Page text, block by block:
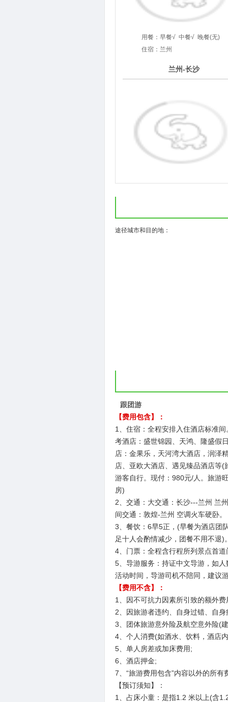
用餐： 早餐√ 中餐√ 晚餐(无)
住宿：兰州
兰州-长沙
途径城市和目的地：
跟团游
【费用包含】：
1、住宿：全程安排入住酒店标准
考酒店：盛世锦园、天鸿、隆盛假
店：金果乐，天河湾大酒店，润泽
店、亚欧大酒店、遇见臻品酒店等
游客自行。现付：980元/人。旅游
房)
2、交通：大交通：长沙---兰州 兰
间交通：敦煌-兰州 空调火车硬卧。
3、餐饮：6早5正，(早餐为酒店团
足十人会酌情减少，团餐不用不退)
4、门票：全程含行程所列景点首
5、导游服务：持证中文导游，如
活动时间，导游司机不陪同，建议
【费用不含】：
1、因不可抗力因素所引致的额外费
2、因旅游者违约、自身过错、自
3、团体旅游意外险及航空意外险(
4、个人消费(如酒水、饮料，酒店
5、单人房差或加床费用;
6、酒店押金;
7、“旅游费用包含”内容以外的所有
【预订须知】：
1、占床小童：是指1.2 米以上(含